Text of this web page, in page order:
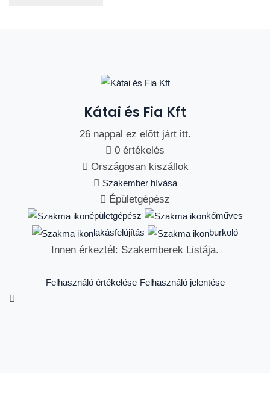
Kátai és Fia Kft
26 nappal ez előtt járt itt.
0 értékelés
Országosan kiszállok
Szakember hívása
Épületgépész
épületgépész
kőműves
lakásfelújítás
burkoló
Innen érkeztél: Szakemberek Listája.
Felhasználó értékelése Felhasználó jelentése